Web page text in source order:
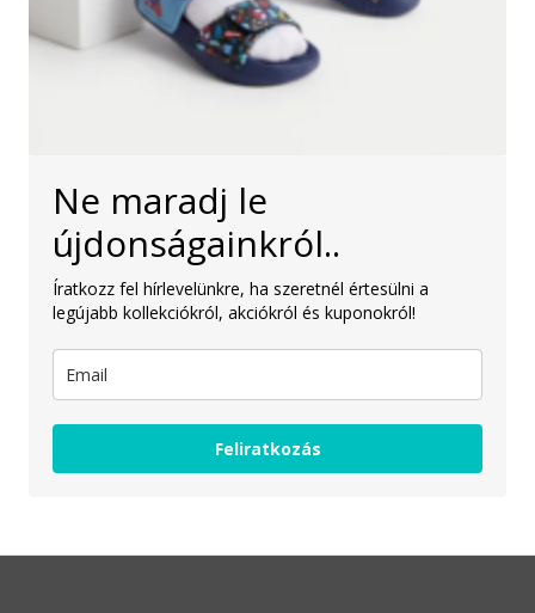
Ne maradj le
újdonságainkról..
Íratkozz fel hírlevelünkre, ha szeretnél értesülni a
legújabb kollekciókról, akciókról és kuponokról!
Feliratkozás